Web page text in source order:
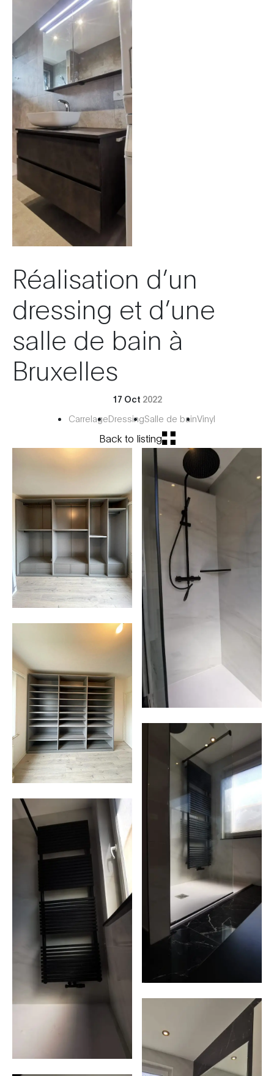
Réalisation d’un
dressing et d’une
salle de bain à
Bruxelles
17 Oct 2022
CarrelageDressingSalle de bainVinyl
Back to listing